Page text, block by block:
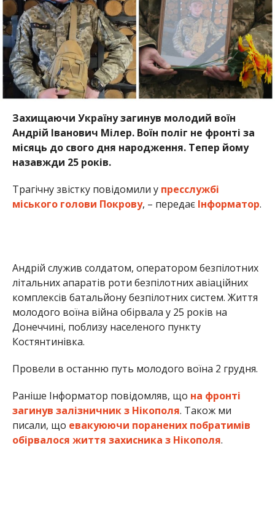
Захищаючи Україну загинув молодий воїн
Андрій Іванович Мілер. Воїн поліг не фронті за
місяць до свого дня народження. Тепер йому
назавжди 25 років.
Трагічну звістку повідомили у пресслужбі
міського голови Покрову, – передає Інформатор.
Андрій служив солдатом, оператором безпілотних
літальних апаратів роти безпілотних авіаційних
комплексів батальйону безпілотних систем. Життя
молодого воїна війна обірвала у 25 років на
Донеччині, поблизу населеного пункту
Костянтинівка.
Провели в останню путь молодого воїна 2 грудня.
Раніше Інформатор повідомляв, що на фронті
загинув залізничник з Нікополя. Також ми
писали, що евакуюючи поранених побратимів
обірвалося життя захисника з Нікополя.